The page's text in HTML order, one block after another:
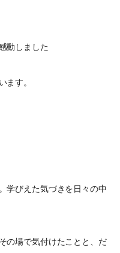
動しました
ます。
学びえた気づきを日々の中
の場で気付けたことと、だ